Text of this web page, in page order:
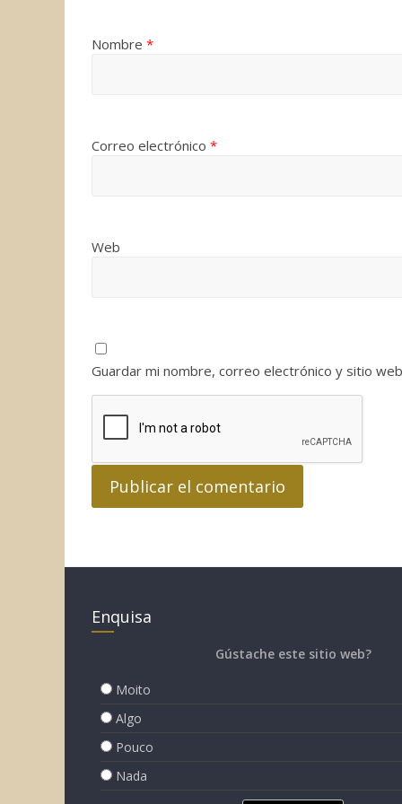
Nombre *
Correo electrónico *
Web
Guardar mi nombre, correo electrónico y sitio
Enquisa
Gústache este sitio web?
Moito
Algo
Pouco
Nada